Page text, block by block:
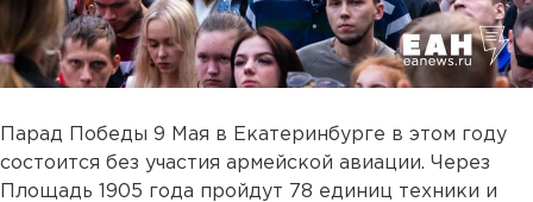
Парад Победы 9 Мая в Екатеринбурге в этом году
состоится без участия армейской авиации. Через
Площадь 1905 года пройдут 78 единиц техники и